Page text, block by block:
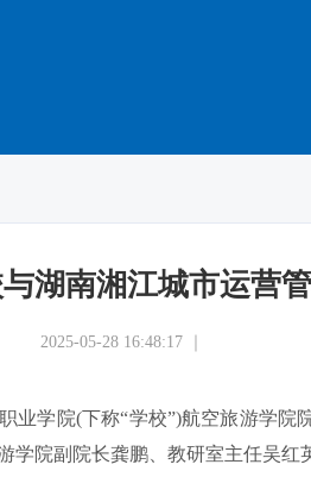
南湘江城市运营
2025-05-28 16:48:17 ｜
业学院(下称“学校”)航空旅游学
院副院长龚鹏、教研室主任吴红